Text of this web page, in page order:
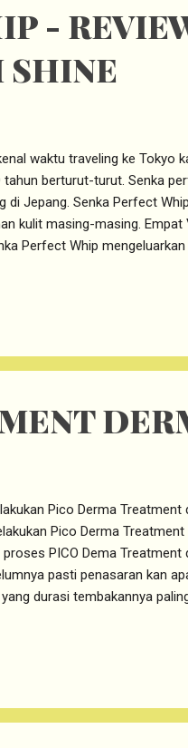
-
SHINE
waktu traveling ke Tokyo
berturut-turut. Senka
di Jepang. Senka Perfect
kulit masing-masing.
Perfect Whip mengeluarkan
Memiliki bahan aktif
memiliki jenis kulit normal
Pico Derma Treatment
Pico Derma
PICO Dema
pasti penasaran kan
durasi tembakannya
dengan tingkat melanin
ini dianggap cocok